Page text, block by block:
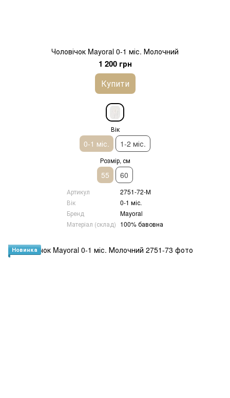
Чоловічок Mayoral 0-1 міс. Молочний
1 200 грн
Купити
Вік
0-1 міс. 1-2 міс.
Розмір, см
55 60
Артикул
2751-72-М
Вік
0-1 міс.
Бренд
Mayoral
Матеріал (склад) 100% бавовна
Новинка